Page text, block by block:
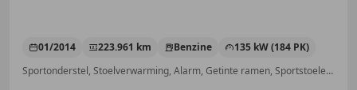
01/2014 223.961 km Benzine
135 kW (184 PK)
Sportonderstel, Stoelverwarming, Alarm, Getinte ramen, Sportstoelen, Bi-Xenon koplampen, Lederen stuurwiel, Navigatiesysteem